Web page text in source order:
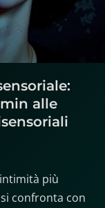
alle
più
confronta con